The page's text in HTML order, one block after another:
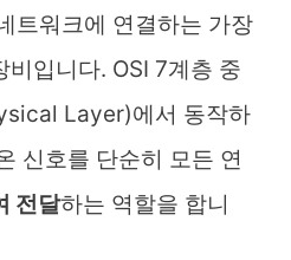
트워크에 연결하는 가장
비입니다. OSI 7계층 중
Layer)에서 동작하
신호를 단순히 모든 연
전달하는 역할을 합니